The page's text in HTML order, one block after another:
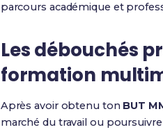
parcours académique et
Les débouchés
formation
Après avoir obtenu ton BUT
marché du travail ou